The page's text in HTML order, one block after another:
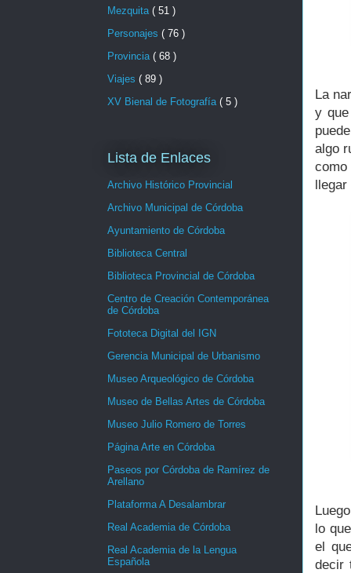
La
y
algo
como
llegar
lo
el
decir
Mezquita ( 51 )
Personajes ( 76 )
Provincia ( 68 )
Viajes ( 89 )
XV Bienal de Fotografía ( 5 )
Lista de Enlaces
Archivo Histórico Provincial
Archivo Municipal de Córdoba
Ayuntamiento de Córdoba
Biblioteca Central
Biblioteca Provincial de Córdoba
Centro de Creación Contemporánea
de Córdoba
Fototeca Digital del IGN
Gerencia Municipal de Urbanismo
Museo Arqueológico de Córdoba
Museo de Bellas Artes de Córdoba
Museo Julio Romero de Torres
Página Arte en Córdoba
Paseos por Córdoba de Ramírez de
Arellano
Plataforma A Desalambrar
Real Academia de Córdoba
Real Academia de la Lengua
Española